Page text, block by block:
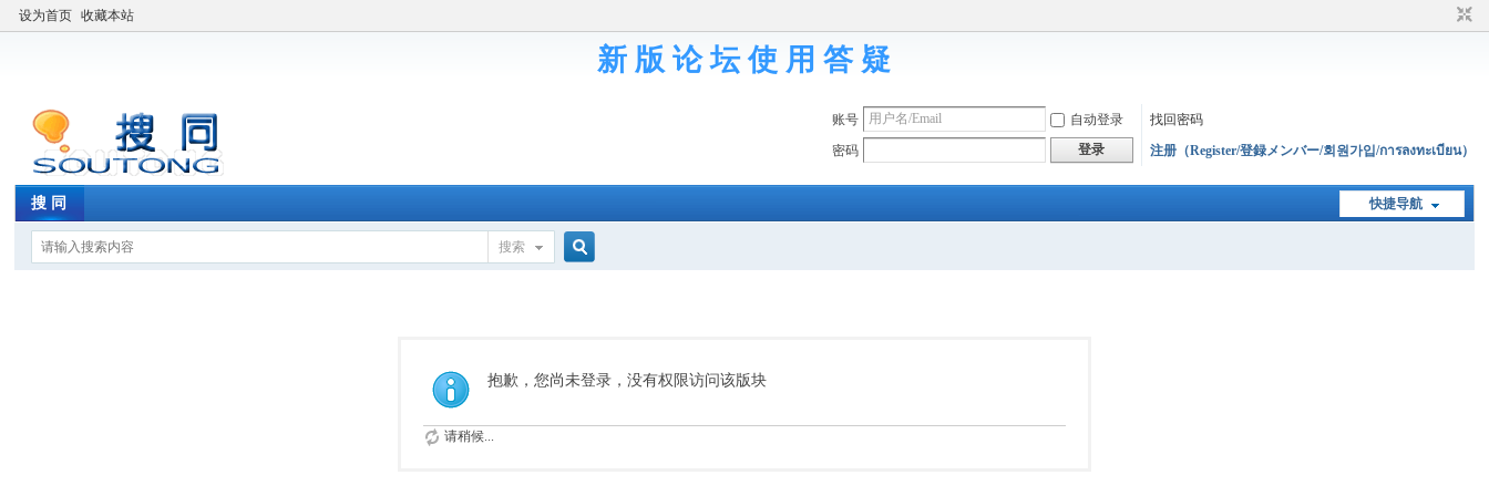
设为首页 收藏本站
新 版 论 坛 使 用 答 疑
账号 自动登录
找回密码
密码
登录 注册（Register/登録メンバー/회원가입/การลงทะเบียน）
快捷导航
搜 同
搜索
索
抱歉，您尚未登录，没有权限访问该版块
请稍候...